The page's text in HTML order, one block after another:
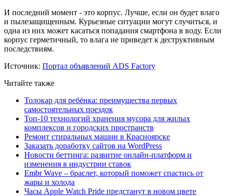
И последний момент - это корпус. Лучше, если он будет влаго
и пылезащищенным. Курьезные ситуации могут случиться, и
одна из них может касаться попадания смартфона в воду. Если
корпус герметичный, то влага не приведет к деструктивным
последствиям.
Источник: Портал объявлений ADS Factory
Читайте также
Толокар для ребёнка: преимущества первых
самостоятельных поездок
Топ-10 технологий хранения мусора для жилых
комплексов и городских пространств
Ремонт стиральных машин в Красноярске
Заказать доработку сайтов на WordPress
Новости беттинга: развитие онлайн-платформ и
изменения в индустрии ставок
Embr Wave – браслет, который поможет спастись от
жары и холода
Часы Apple Watch Pride предстанут в новом цвете